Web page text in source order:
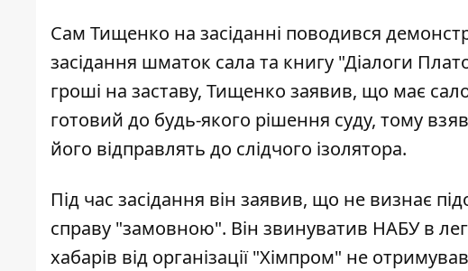
Сам Тищенко на засіданні поводився
засідання шматок сала та книгу "Діалоги
гроші на заставу, Тищенко заявив, що має
готовий до будь-якого рішення суду, тому
його відправлять до слідчого ізолятора.
Під час засідання він заявив, що не визнає
справу "замовною". Він звинуватив НАБУ в
хабарів від організації "Хімпром" не